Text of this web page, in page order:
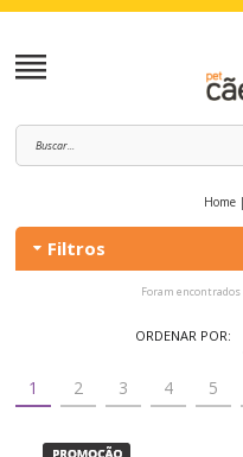
Home
Filtros
Foram encontrados
ORDENAR POR:
1 2 3 4 5